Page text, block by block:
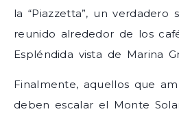
la “Piazzetta”, un verdadero
reunido alrededor de los
Espléndida vista de Marina
Finalmente, aquellos que
deben escalar el Monte